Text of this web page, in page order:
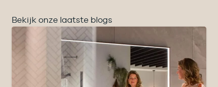
Bekijk onze laatste blogs